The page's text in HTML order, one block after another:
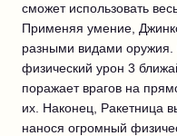
сможет использовать
Применяя умение,
разными видами оружия.
физический урон 3
поражает врагов на
их. Наконец, Ракетница
нанося огромный